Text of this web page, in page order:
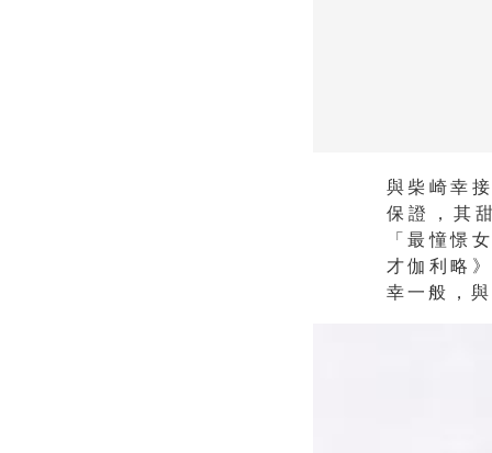
與柴崎幸
保證，其
「最憧憬
才伽利略
幸一般，